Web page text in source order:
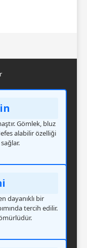
Gömlek, bluz
alabilir özelliği
dayanıklı bir
tercih edilir.